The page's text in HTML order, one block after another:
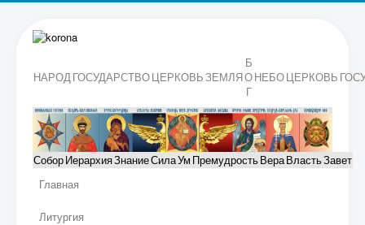
НАРОДГОСУДАРСТВОЦЕРКОВЬЗЕМЛЯ
Б
О
Г
НЕБОЦЕРКОВЬ
СоборИерархияЗнаниеСилаУм ПремудростьВераВластьЗавет
Главная
Литургия